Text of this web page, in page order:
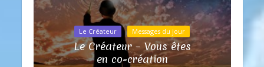
Le Créateur Messages du jour
Le Créateur – Vous êtes
en co-création